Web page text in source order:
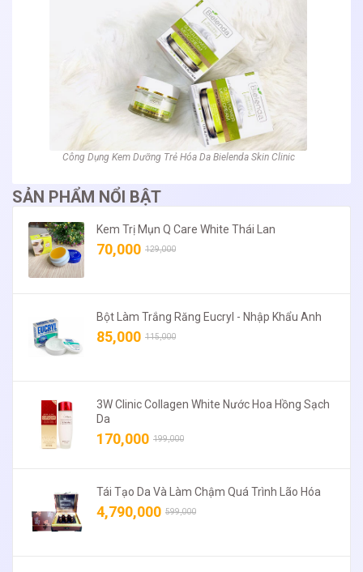
Công Dụng Kem Dưỡng Trẻ Hóa Da Bielenda Skin Clinic
SẢN PHẨM NỔI BẬT
Kem Trị Mụn Q Care White Thái Lan
70,000 129,000
Bột Làm Trắng Răng Eucryl - Nhập Khẩu Anh
85,000 115,000
3W Clinic Collagen White Nước Hoa Hồng Sạch
Da
170,000 199,000
Tái Tạo Da Và Làm Chậm Quá Trình Lão Hóa
4,790,000 599,000